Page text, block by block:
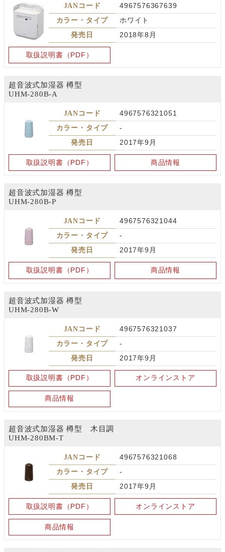
JANコード
4967576367639
カラー・タイプ
ホワイト
発売日
2018年8月
取扱説明書（PDF）
超音波式加湿器 樽型
UHM-280B-A
JANコード
4967576321051
カラー・タイプ
-
発売日
2017年9月
取扱説明書（PDF） 商品情報
超音波式加湿器 樽型
UHM-280B-P
JANコード
4967576321044
カラー・タイプ
-
発売日
2017年9月
取扱説明書（PDF） 商品情報
超音波式加湿器 樽型
UHM-280B-W
JANコード
4967576321037
カラー・タイプ
-
発売日
2017年9月
取扱説明書（PDF） オンラインストア
商品情報
超音波式加湿器 樽型 木目調
UHM-280BM-T
JANコード
4967576321068
カラー・タイプ
-
発売日
2017年9月
取扱説明書（PDF） オンラインストア
商品情報